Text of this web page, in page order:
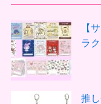
【
ラク
推